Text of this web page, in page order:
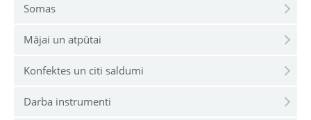
Somas
Mājai un atpūtai
Konfektes un citi saldumi
Darba instrumenti